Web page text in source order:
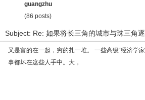
guangzhu
(86 posts)
Subject: Re: 如果将长三角的城市与珠三角
又是富的在一起，穷的扎一堆。 一些高级“经济学
事都坏在这些人手中。大，